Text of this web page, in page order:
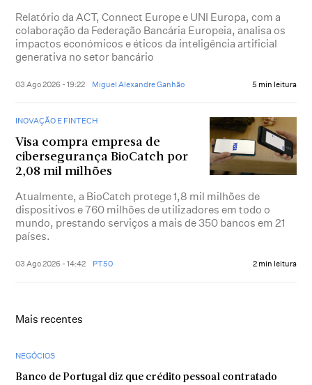
Relatório da ACT, Connect Europe e UNI Europa, com a
colaboração da Federação Bancária Europeia, analisa os
impactos económicos e éticos da inteligência artificial
generativa no setor bancário
03 Ago 2026 - 19:22 Miguel Alexandre Ganhão 5 min leitura
INOVAÇÃO E FINTECH
Visa compra empresa de
cibersegurança BioCatch por
2,08 mil milhões
Atualmente, a BioCatch protege 1,8 mil milhões de
dispositivos e 760 milhões de utilizadores em todo o
mundo, prestando serviços a mais de 350 bancos em 21
países.
03 Ago 2026 - 14:42 PT50 2 min leitura
Mais recentes
NEGÓCIOS
Banco de Portugal diz que crédito pessoal contratado